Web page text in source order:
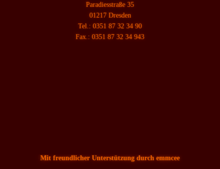
Paradiesstraße 35
01217 Dresden
Tel.: 0351 87 32 34 90
Fax.: 0351 87 32 34 943
Mit freundlicher Unterstützung durch emmcee